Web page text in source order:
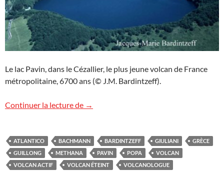
Le lac Pavin, dans le Cézallier, le plus jeune volcan de France
métropolitaine, 6700 ans (© J.M. Bardintzeff).
Continuer la lecture de Volcan actif ? Volcan éteint ?
→
ATLANTICO BACHMANN BARDINTZEFF GIULIANI
GRÈCE
GUILLONG
METHANA PAVIN POPA
VOLCAN
VOLCAN ACTIF
VOLCAN ÉTEINT VOLCANOLOGUE